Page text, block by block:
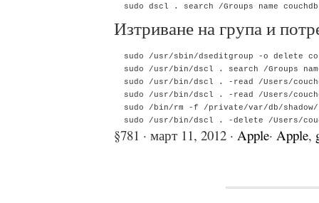
Изтриване на група и
sudo /usr/sbin/dseditgroup -o delete
sudo /usr/bin/dscl . search /Groups
sudo /usr/bin/dscl . -read /Users/
sudo /usr/bin/dscl . -read /Users/
sudo /bin/rm -f /private/var/db/
§781 · март 11, 2012 · Apple· Apple,